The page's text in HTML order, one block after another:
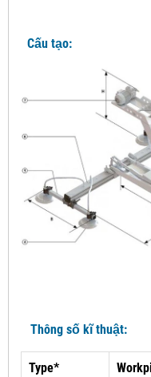
Cấu tạo:
Thông số kĩ thuật:
Type*